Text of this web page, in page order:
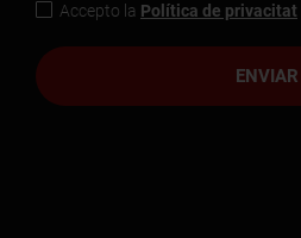
ENVIAR
Accepto la Política de privacitat